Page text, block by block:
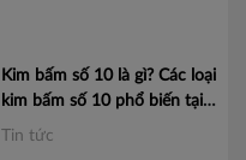
chọn cây bút phù hợp với
nhu cầu của bạn ngay dưới
bài viết này nhé.
Kim bấm số 10 là gì? Các loại
kim bấm số 10 phổ biến tại
Batos
Tin tức